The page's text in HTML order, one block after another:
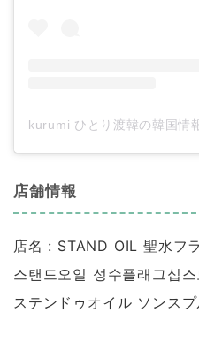
kurumi ひとり渡韓の韓国情
店舗情報
店名 : STAND OIL 聖水フ
스탠드오일 성수플래그십스
ステンドゥオイル ソンス